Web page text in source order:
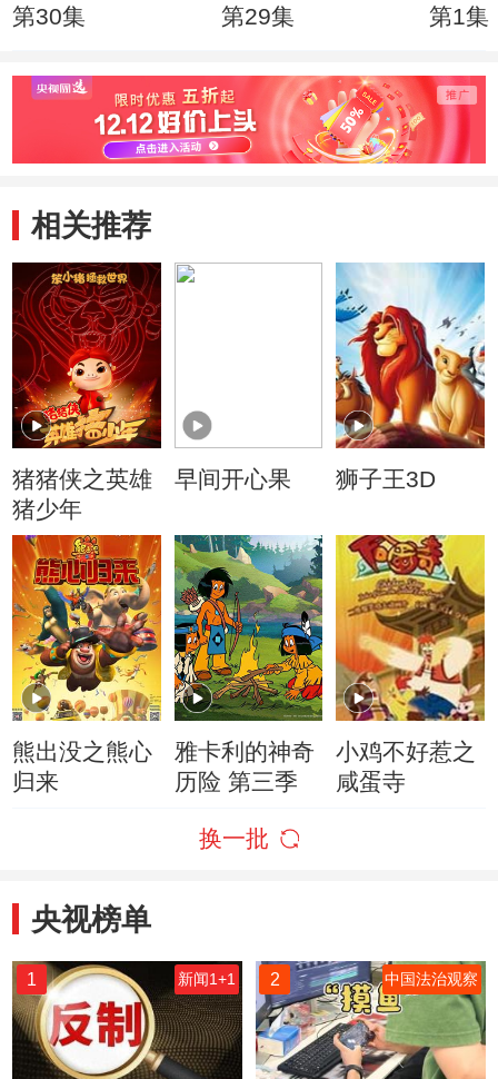
第30集
第29集
第1集
相关推荐
猪猪侠之英雄
猪少年
早间开心果 狮子王3D
熊出没之熊心
归来
雅卡利的神奇
历险 第三季
小鸡不好惹之
咸蛋寺
换一批
央视榜单
1 新闻1+1 2 中国法治观察